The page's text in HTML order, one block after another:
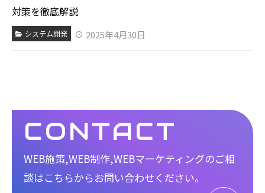
対策を徹底解説
システム開発 2025年4月30日
CONTACT
WEB施策,WEB制作,WEBマーケティングのご相
談はこちらからお問い合わせください。